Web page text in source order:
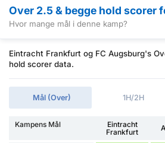
Over 2.5 & begge hold scorer
Hvor mange mål i denne kamp?
Eintracht Frankfurt og FC Augsburg's
hold scorer data.
Mål (Over) 1H/2H
Kampens Mål
Eintracht
Frankfurt